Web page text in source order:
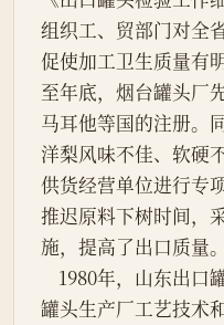
组织工、贸部门对全
促使加工卫生质量有
至年底，烟台罐头厂
马耳他等国的注册。
洋梨风味不佳、软硬
供货经营单位进行专
推迟原料下树时间，
施，提高了出口质量。
罐头生产厂工艺技术